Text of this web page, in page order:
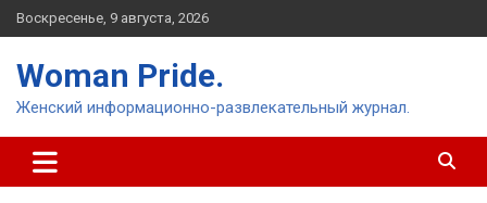
Перейти
к
Воскресенье, 9 августа, 2026
Woman Pride.
Женский информационно-развлекательный журнал.